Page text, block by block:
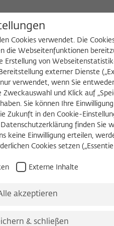
Search
dem Versuch, das
in halbwegs
mit DOMRADIO.DE
Cookies verwendet. Die
die Webseitenfunktionen
Erstellung von
externer Dienste
verwendet, wenn Sie
Zweckauswahl und Klick auf
Sie können Ihre Einwilligung
Zukunft in den Cookie-
finden Sie
keine Einwilligung erteilen,
Cookies setzen
Externe Inhalte
akzeptieren
& schließen